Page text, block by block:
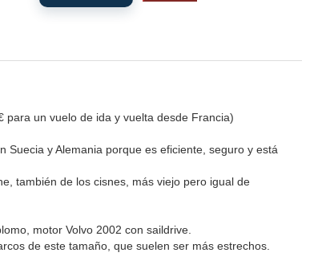
para un vuelo de ida y vuelta desde Francia)
y Alemania porque es eficiente, seguro y está
también de los cisnes, más viejo pero igual de
motor Volvo 2002 con saildrive.
de este tamaño, que suelen ser más estrechos.